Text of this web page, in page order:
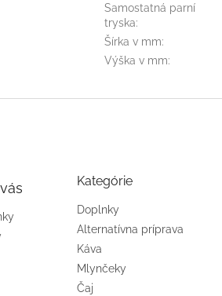
Samostatná parní
tryska:
Šírka v mm:
Výška v mm:
Kategórie
Doplnky
Alternatívna príprava
Káva
Mlynčeky
Čaj